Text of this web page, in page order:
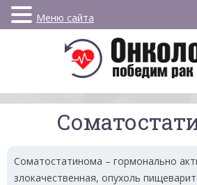
Соматостатинома – гормонально
злокачественная, опухоль
Меню сайта